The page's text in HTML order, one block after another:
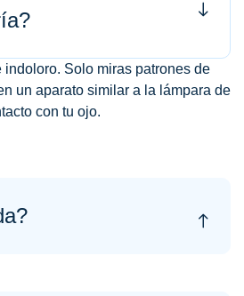
indoloro. Solo miras patrones de
un aparato similar a la lámpara de
con tu ojo.